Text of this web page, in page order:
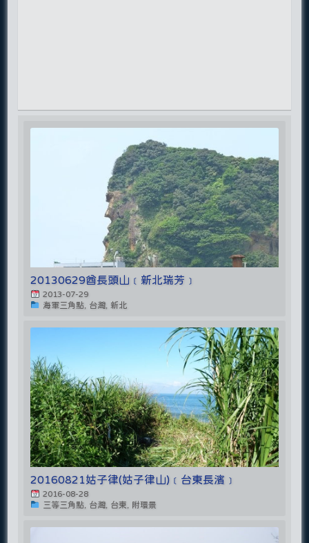
20130629酋長頭山﹝新北瑞芳﹞
2013-07-29
海軍三角點, 台灣, 新北
20160821姑子律(姑子律山)﹝台東長濱﹞
2016-08-28
三等三角點, 台灣, 台東, 附環景